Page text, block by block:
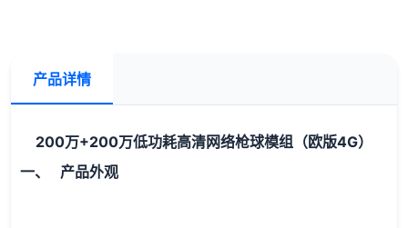
产品详情
200万+200万低功耗高清网络枪球模组（欧版4G）
一、 产品外观